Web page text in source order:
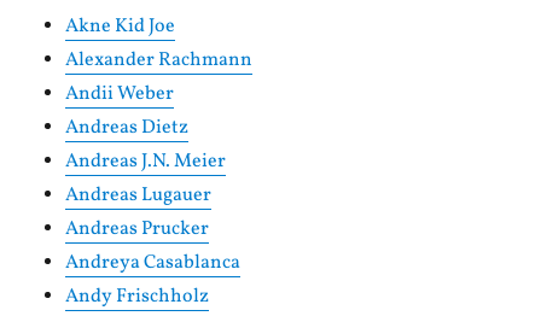
Akne Kid Joe
Alexander Rachmann
Andii Weber
Andreas Dietz
Andreas J.N. Meier
Andreas Lugauer
Andreas Prucker
Andreya Casablanca
Andy Frischholz